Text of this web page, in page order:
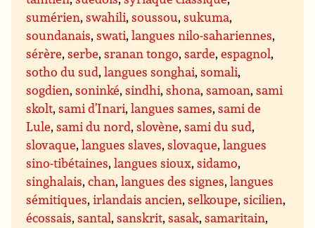
sumérien,swahili,soussou,sukuma,
soundanais,swati,langues nilo-sahariennes,
sérère,serbe,sranan tongo,sarde,espagnol,
sotho du sud,langues songhai,somali,
sogdien,soninké,sindhi,shona,samoan,sami
skolt,sami d’Inari,langues sames,sami de
Lule,sami du nord,slovène,sami du sud,
slovaque,langues slaves,slovaque,langues
sino-tibétaines,langues sioux,sidamo,
singhalais,chan,langues des signes,langues
sémitiques,irlandais ancien,selkoupe,sicilien,
écossais,santal,sanskrit,sasak,samaritain,